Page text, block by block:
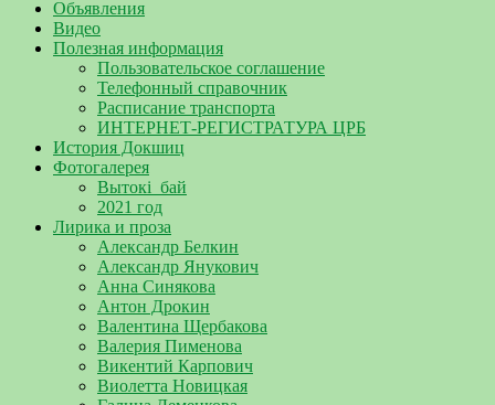
Объявления
Видео
Полезная информация
Пользовательское соглашение
Телефонный справочник
Расписание транспорта
ИНТЕРНЕТ-РЕГИСТРАТУРА ЦРБ
История Докшиц
Фотогалерея
Вытокі_бай
2021 год
Лирика и проза
Александр Белкин
Александр Янукович
Анна Синякова
Антон Дрокин
Валентина Щербакова
Валерия Пименова
Викентий Карпович
Виолетта Новицкая